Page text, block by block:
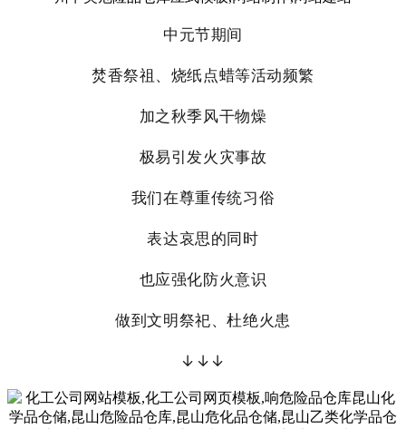
中元节期间
焚香祭祖、烧纸点蜡等活动频繁
加之秋季风干物燥
极易引发火灾事故
我们在尊重传统习俗
表达哀思的同时
也应强化防火意识
做到文明祭祀、杜绝火患
↓↓↓